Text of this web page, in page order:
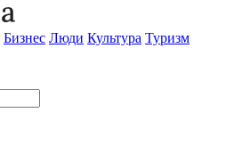
Бизнес Люди Культура Туризм